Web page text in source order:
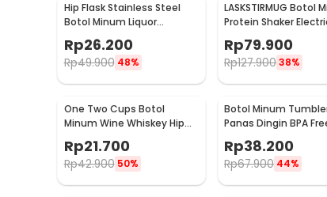
Hip Flask Stainless Steel
Botol Minum Liquor
Whiskey Vintage 7oz Jack
Daniel - H-7
Rp26.200
Rp49.900 48%
LASKSTIRMUG Botol
Protein Shaker
Bottle BPA Free
1505
Rp79.900
Rp127.90038%
One Two Cups Botol
Minum Wine Whiskey Hip
Flask 7oz - F0212
Rp21.700
Rp42.900 50%
Botol Minum
Panas Dingin BPA
Stainless Steel
6983
Rp38.200
Rp67.900 44%